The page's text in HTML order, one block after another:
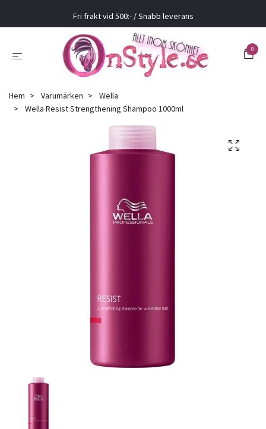
Fri frakt vid 500:- / Snabb leverans
0
Hem Varumärken
Wella
Wella Resist Strengthening Shampoo 1000ml